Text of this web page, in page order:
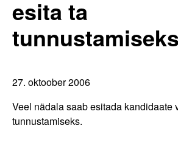
esita ta
27. oktoober 2006
Veel nädala saab esitada kandidaate
tunnustamiseks.